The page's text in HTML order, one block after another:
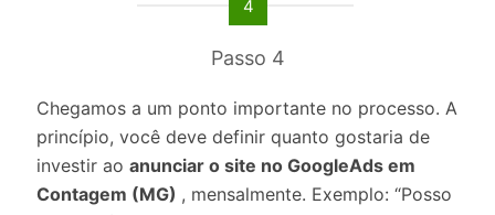
4
Passo 4
Chegamos a um ponto importante no processo. A
princípio, você deve definir quanto gostaria de
investir ao anunciar o site no GoogleAds em
Contagem (MG) , mensalmente. Exemplo: “Posso